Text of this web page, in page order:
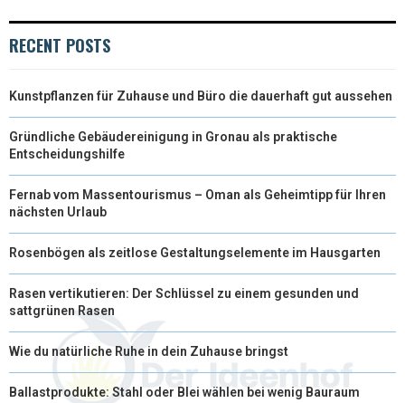
RECENT POSTS
Kunstpflanzen für Zuhause und Büro die dauerhaft gut aussehen
Gründliche Gebäudereinigung in Gronau als praktische
Entscheidungshilfe
Fernab vom Massentourismus – Oman als Geheimtipp für Ihren
nächsten Urlaub
Rosenbögen als zeitlose Gestaltungselemente im Hausgarten
Rasen vertikutieren: Der Schlüssel zu einem gesunden und
sattgrünen Rasen
Wie du natürliche Ruhe in dein Zuhause bringst
Ballastprodukte: Stahl oder Blei wählen bei wenig Bauraum